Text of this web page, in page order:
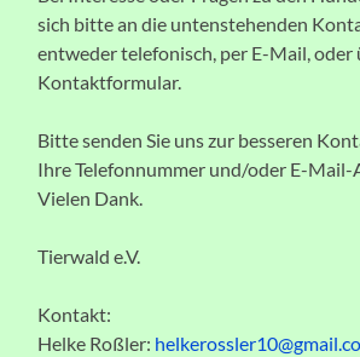
sich bitte an die untenstehenden
entweder telefonisch, per E-Mail, oder
Kontaktformular.
Bitte senden Sie uns zur besseren
Ihre Telefonnummer und/oder E-Mail-
Vielen Dank.
Tierwald e.V.
Kontakt:
Helke Roßler: